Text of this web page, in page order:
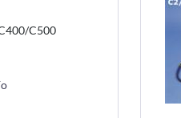
C500